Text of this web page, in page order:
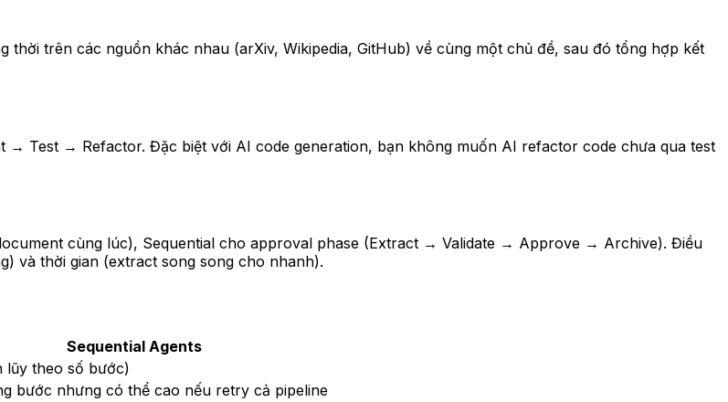
thời trên các nguồn khác nhau (arXiv, Wikipedia, GitHub) về cùng một chủ đề, sau đó tổng hợp kết
Test → Refactor. Đặc biệt với AI code generation, bạn không muốn AI refactor code chưa qua test
cùng lúc), Sequential cho approval phase (Extract → Validate → Approve → Archive). Điều
và thời gian (extract song song cho nhanh).
Sequential Agents
lũy theo số bước)
bước nhưng có thể cao nếu retry cả pipeline